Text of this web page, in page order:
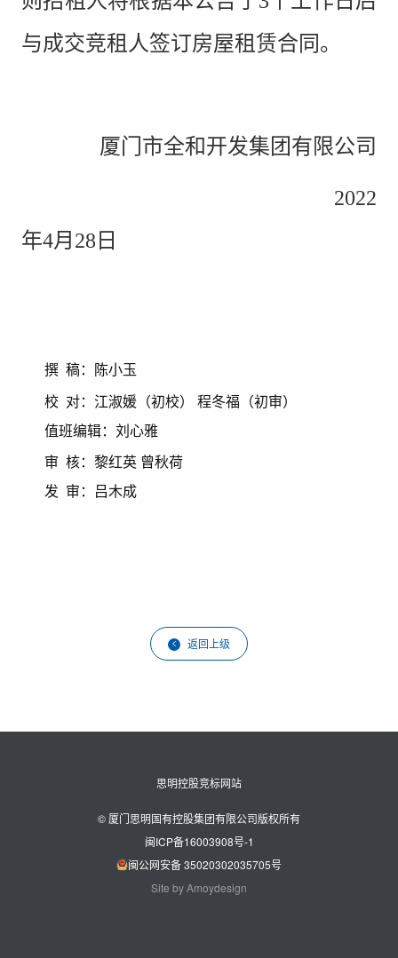
与成交竞租人签订房屋租赁合同。
厦门市全和开发集团有限公司
2022
年4月28日
撰 稿：陈小玉
校 对：江淑媛 （初校） 程冬福 （初审）
值班编辑：刘心雅
审 核： 黎红英 曾秋荷
发 审：吕木成
返回上级
思明控股竞标网站
© 厦门思明国有控股集团有限公司版权所有
闽ICP备16003908号-1
闽公网安备 35020302035705号
Site by Amoydesign